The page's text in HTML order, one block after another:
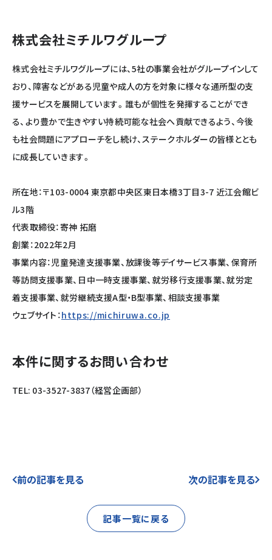
株式会社ミチルワグループ
株式会社ミチルワグループには、5社の事業会社がグループインして
おり、障害などがある児童や成人の方を対象に様々な通所型の支
援サービスを展開しています。誰もが個性を発揮することができ
る、より豊かで生きやすい持続可能な社会へ貢献できるよう、今後
も社会問題にアプローチをし続け、ステークホルダーの皆様ととも
に成長していきます。
所在地：〒103-0004 東京都中央区東日本橋3丁目3-7 近江会館ビ
ル3階
代表取締役：寄神 拓磨
創業：2022年2月
事業内容：児童発達支援事業、放課後等デイサービス事業、保育所
等訪問支援事業、日中一時支援事業、就労移行支援事業、就労定
着支援事業、就労継続支援A型・B型事業、相談支援事業
ウェブサイト：https://michiruwa.co.jp
本件に関するお問い合わせ
TEL: 03-3527-3837（経営企画部）
前の記事を見る 次の記事を見る
記事一覧に戻る